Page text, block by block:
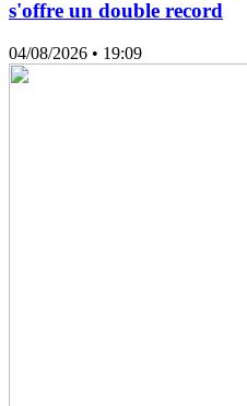
s'offre un double record
04/08/2026 • 19:09